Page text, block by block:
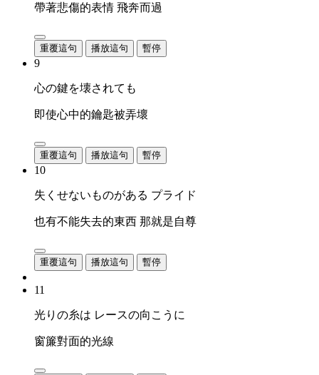
帶著悲傷的表情 飛奔而過
重覆這句 播放這句 暫停
9
心の鍵を壊されても
即使心中的鑰匙被弄壞
重覆這句 播放這句 暫停
10
失くせないものがある プライド
也有不能失去的東西 那就是自尊
重覆這句 播放這句 暫停
11
光りの糸は レースの向こうに
窗簾對面的光線